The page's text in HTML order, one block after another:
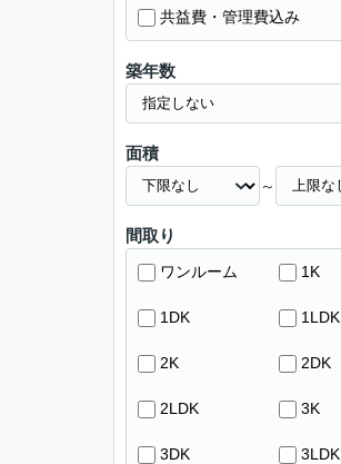
共益費・管理費込み
築年数
面積
～
間取り
ワンルーム 1K
1DK 1LDK
2K 2DK
2LDK 3K
3DK 3LDK